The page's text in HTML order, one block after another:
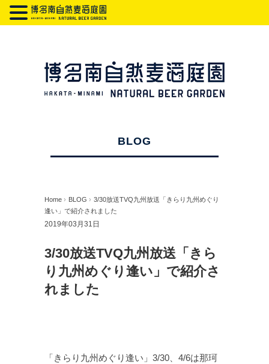
BLOG
Home › BLOG › 3/30放送TVQ九州放送「きらり九州めぐり
逢い」で紹介されました
2019年03月31日
3/30放送TVQ九州放送「きら
り九州めぐり逢い」で紹介さ
れました
「きらり九州めぐり逢い」3/30、4/6は那珂